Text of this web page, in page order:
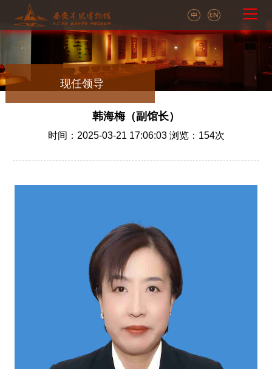
现任领导
韩海梅（副馆长）
时间：2025-03-21 17:06:03 浏览： 154次